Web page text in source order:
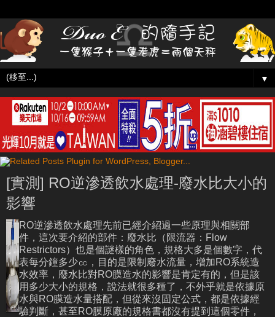
▼
[實測] RO逆滲透飲水處理-廢水比大小的
影響
RO逆滲透飲水處理先前已經介紹過一些原理與相關部
件，這次要介紹的部件：廢水比（限流器：Flow
Restrictors）也是個謎樣的角色，規格大多是個數字，代
表每分鐘多少㏄，目的是限制廢水流量，增加RO系統造
水效率，廢水比對RO膜造水的影響是肯定有的，但是該
用多少大小的規格，說法就很多種了，不外乎就是依據原
水與RO膜造水量搭配，但從來沒固定公式，都是依據經
驗判斷，甚至RO膜原廠的規格書都沒有提到這個零件，